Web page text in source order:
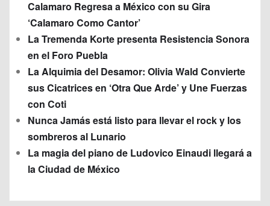
Calamaro Regresa a México con su Gira
‘Calamaro Como Cantor’
La Tremenda Korte presenta Resistencia Sonora
en el Foro Puebla
La Alquimia del Desamor: Olivia Wald Convierte
sus Cicatrices en ‘Otra Que Arde’ y Une Fuerzas
con Coti
Nunca Jamás está listo para llevar el rock y los
sombreros al Lunario
La magia del piano de Ludovico Einaudi llegará a
la Ciudad de México